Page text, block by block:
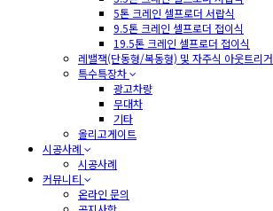
5톤 크레인 셀프로더 서랍식
9.5톤 크레인 셀프로더 접이식
19.5톤 크레인 셀프로더 접이식
레밸잭(단동형/복동형) 및 자주식 아웃트리거
특수특장차
광고차량
무대차
기타
올리고게이트
시공사례
시공사례
커뮤니티
온라인 문의